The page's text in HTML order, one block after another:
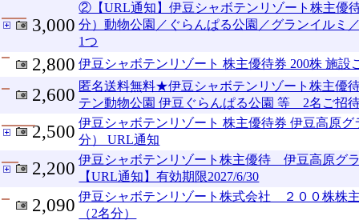
3,000
②【URL通知】伊豆シャボテンリゾート株主優
分）動物公園／ぐらんぱる公園／グランイルミ
1つ
2,800 伊豆シャボテンリゾート 株主優待券 200株 施設
2,600 匿名送料無料★伊豆シャボテンリゾート株主優
テン動物公園 伊豆ぐらんぱる公園 等 2名ご
2,500 伊豆シャボテンリゾート 株主優待券 伊豆高原グ
分） URL通知
2,200 伊豆シャボテンリゾート株主優待 伊豆高原グ
【URL通知】有効期限2027/6/30
2,090 伊豆シャボテンリゾート株式会社 ２００株株
（2名分）